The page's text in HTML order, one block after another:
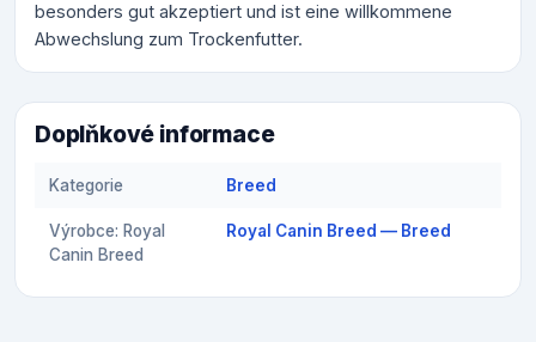
besonders gut akzeptiert und ist eine willkommene
Abwechslung zum Trockenfutter.
Doplňkové informace
Kategorie Breed
Výrobce: Royal
Canin Breed
Royal Canin Breed — Breed